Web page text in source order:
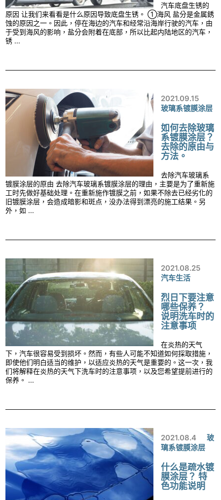
汽车底盘生锈的
原因 让我们来看看是什么原因导致底盘生锈。 ①海风 盐分是金属銹
蚀的原因之一。因此，停在海边的汽车和经常沿海岸行驶的汽车，由
于受到海风的影响，盐分会附着在底部，所以比起内陆地区的汽车，
锈 ...
2021.09.15
玻璃系镀膜涂层
如何去除玻璃
系镀膜涂层？
去除的原由与
方法。
去除汽车玻璃系
镀膜涂层的原由 去除汽车玻璃系镀膜涂层的理由，主要是为了重新施
工时先做好基础处理。在重新施作镀膜之前，如果不除去已经劣化的
旧镀膜涂层，会造成暗影和斑点，没办法得到漂亮的施工结果。另
外，如 ...
2021.08.25
汽车生活
烈日下要注意
哪些保养？
说明洗车时的
注意事项
在炎热的天气
下，汽车很容易受到损坏。然而，有些人可能不知道如何採取措施，
即使他们明白适当的维护，以适应炎热的天气是重要的。这一次，我
们将解释在炎热的天气下洗车时的注意事项，以及您希望提前进行的
保养。 ...
2021.08.4
玻
璃系镀膜涂层
什么是疏水镀
膜涂层？ 特
色功能说明